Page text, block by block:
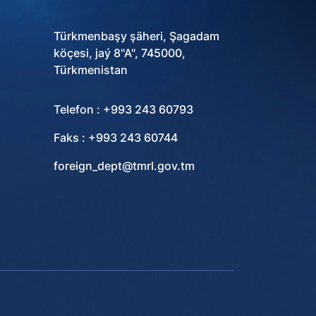
Türkmenbaşy şäheri, Şagadam
köçesi, jaý 8"A", 745000,
Türkmenistan
Telefon : +993 243 60793
Faks : +993 243 60744
foreign_dept@tmrl.gov.tm